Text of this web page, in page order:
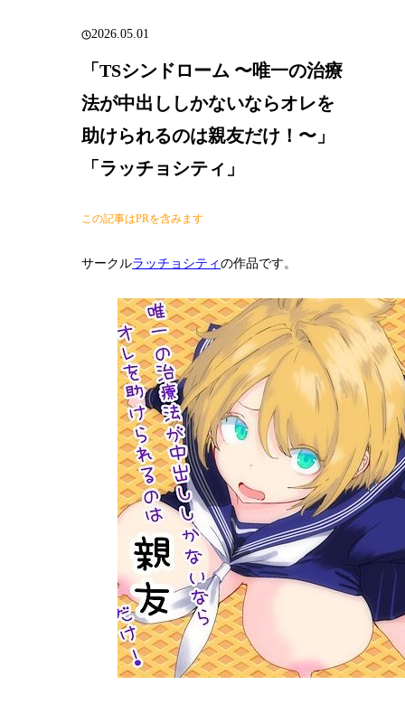
2026.05.01
「TSシンドローム 〜唯一の治療
法が中出ししかないならオレを
助けられるのは親友だけ！〜」
「ラッチョシティ」
この記事はPRを含みます
サークルラッチョシティの作品です。